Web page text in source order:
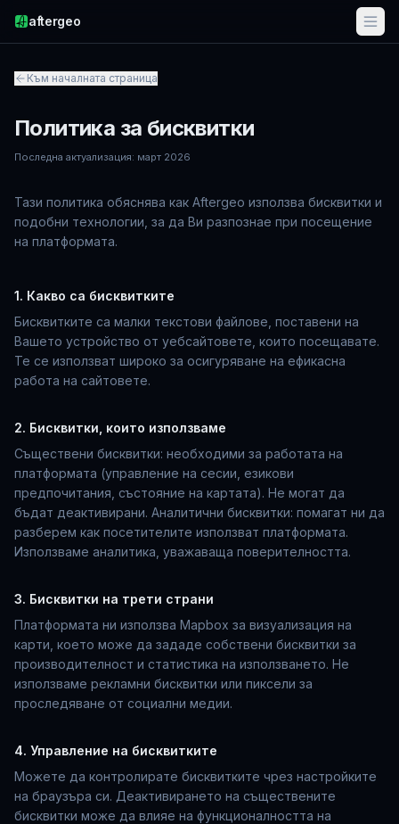
aftergeo
Към началната страница
Политика за бисквитки
Последна актуализация: март 2026
Тази политика обяснява как Aftergeo използва бисквитки и
подобни технологии, за да Ви разпознае при посещение
на платформата.
1. Какво са бисквитките
Бисквитките са малки текстови файлове, поставени на
Вашето устройство от уебсайтовете, които посещавате.
Те се използват широко за осигуряване на ефикасна
работа на сайтовете.
2. Бисквитки, които използваме
Съществени бисквитки: необходими за работата на
платформата (управление на сесии, езикови
предпочитания, състояние на картата). Не могат да
бъдат деактивирани. Аналитични бисквитки: помагат ни да
разберем как посетителите използват платформата.
Използваме аналитика, уважаваща поверителността.
3. Бисквитки на трети страни
Платформата ни използва Mapbox за визуализация на
карти, което може да зададе собствени бисквитки за
производителност и статистика на използването. Не
използваме рекламни бисквитки или пиксели за
проследяване от социални медии.
4. Управление на бисквитките
Можете да контролирате бисквитките чрез настройките
на браузъра си. Деактивирането на съществените
бисквитки може да влияе на функционалността на